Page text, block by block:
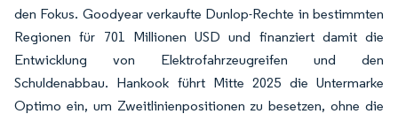
den Fokus. Goodyear verkaufte Dunlop-Rechte in bestimmten
Regionen für 701 Millionen USD und finanziert damit die
Entwicklung von Elektrofahrzeugreifen und den
Schuldenabbau. Hankook führt Mitte 2025 die Untermarke
Optimo ein, um Zweitlinienpositionen zu besetzen, ohne die